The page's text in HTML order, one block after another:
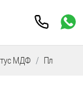
МДФ Плинтус